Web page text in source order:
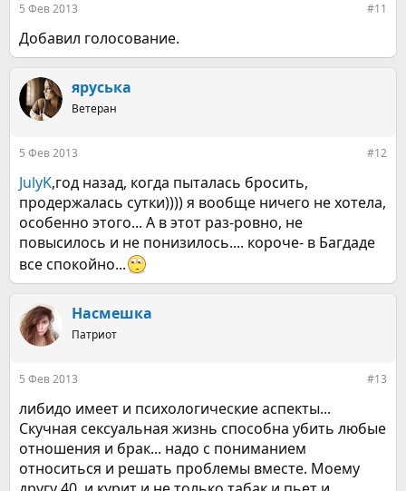
5 Фев 2013 #11
Добавил голосование.
яруська
Ветеран
5 Фев 2013 #12
JulyK,год назад, когда пыталась бросить,
продержалась сутки)))) я вообще ничего не хотела,
особенно этого... А в этот раз-ровно, не
повысилось и не понизилось.... короче- в Багдаде
все спокойно...
Насмешка
Патриот
5 Фев 2013 #13
либидо имеет и психологические аспекты...
Скучная сексуальная жизнь способна убить любые
отношения и брак... надо с пониманием
относиться и решать проблемы вместе. Моему